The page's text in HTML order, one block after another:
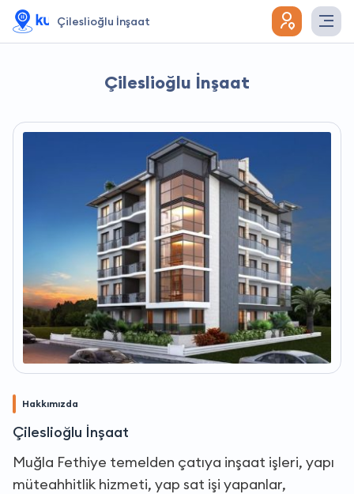
Çileslioğlu İnşaat
Çileslioğlu İnşaat
Hakkımızda
Çileslioğlu İnşaat
Muğla Fethiye temelden çatıya inşaat işleri, yapı
müteahhitlik hizmeti, yap sat işi yapanlar,